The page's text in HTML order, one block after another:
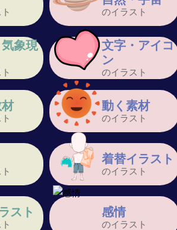
のイラスト
象現
文字・アイコ
ン
のイラスト
動く素材
のイラスト
着替イラスト
のイラスト
スト 感情
のイラスト